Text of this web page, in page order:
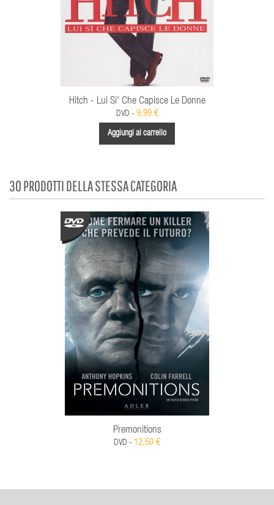
Hitch - Lui Si' Che Capisce Le Donne
DVD - 9,99 €
Aggiungi al carrello
30 PRODOTTI DELLA STESSA CATEGORIA
Premonitions
DVD - 12,50 €